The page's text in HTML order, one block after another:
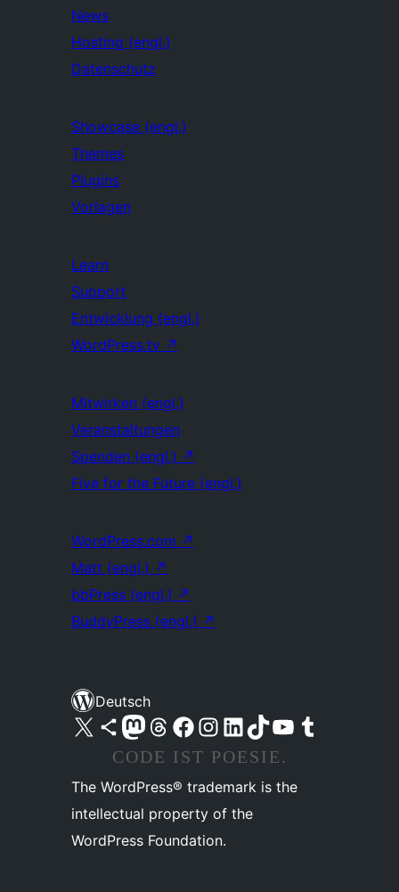
News
Hosting (engl.)
Datenschutz
Showcase (engl.)
Themes
Plugins
Vorlagen
Learn
Support
Entwicklung (engl.)
WordPress.tv ↗
Mitwirken (engl.)
Veranstaltungen
Spenden (engl.) ↗
Five for the Future (engl.)
WordPress.com ↗
Matt (engl.) ↗
bbPress (engl.) ↗
BuddyPress (engl.) ↗
Deutsch
Unser X-Konto (früher Twitter) besuchen
Unser Bluesky-Konto besuchen
Unser Mastodon-Konto besuchen
Unser Threads-Konto besuchen
Unsere Facebook-Seite besuchen
Unser Instagram-Konto besuchen
Unser LinkedIn-Konto besuchen
Unser TikTok-Konto besuchen
Unseren YouTube-Kanal besuchen
Unser Tumblr-Konto besuchen
CODE IST POESIE.
The WordPress® trademark is the
intellectual property of the
WordPress Foundation.